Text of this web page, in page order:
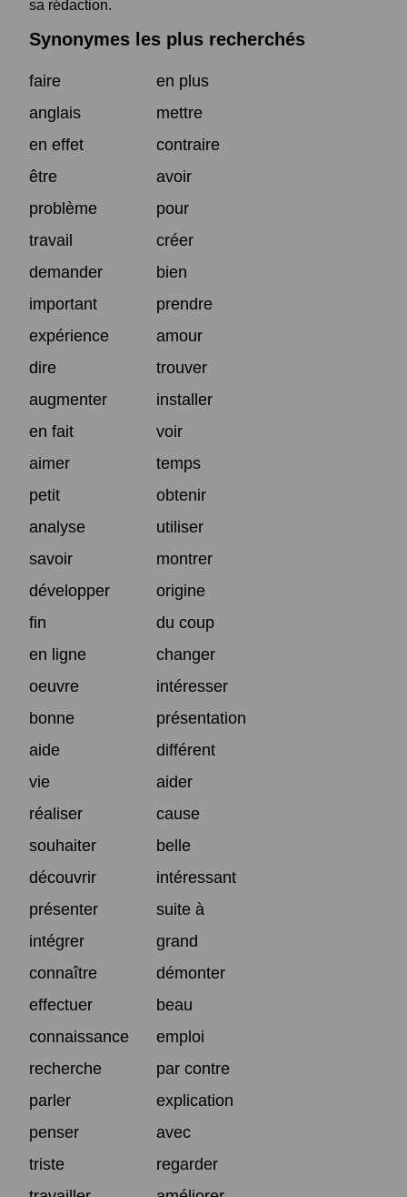
sa rédaction.
Synonymes les plus recherchés
faire
en plus
anglais
mettre
en effet
contraire
être
avoir
problème
pour
travail
créer
demander
bien
important
prendre
expérience
amour
dire
trouver
augmenter
installer
en fait
voir
aimer
temps
petit
obtenir
analyse
utiliser
savoir
montrer
développer
origine
fin
du coup
en ligne
changer
oeuvre
intéresser
bonne
présentation
aide
différent
vie
aider
réaliser
cause
souhaiter
belle
découvrir
intéressant
présenter
suite à
intégrer
grand
connaître
démonter
effectuer
beau
connaissance
emploi
recherche
par contre
parler
explication
penser
avec
triste
regarder